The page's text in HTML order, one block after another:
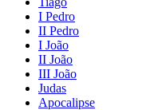
I Pedro
II Pedro
I João
II João
III João
Judas
Apocalipse